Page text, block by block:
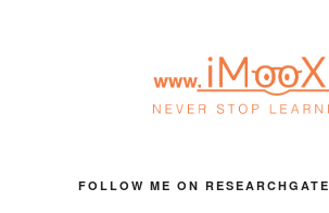
FOLLOW ME ON RESEARCHGATE